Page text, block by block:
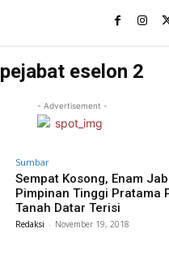
pejabat eselon 2
- Advertisement -
Sumbar
Sempat Kosong, Enam
Pimpinan Tinggi Pratama
Tanah Datar Terisi
Redaksi - November 19, 2018